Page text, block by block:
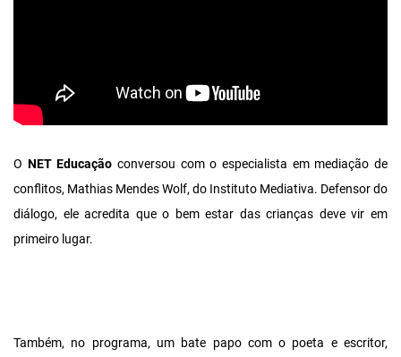
O NET Educação conversou com o especialista em mediação de
conflitos, Mathias Mendes Wolf, do Instituto Mediativa. Defensor do
diálogo, ele acredita que o bem estar das crianças deve vir em
primeiro lugar.
Também, no programa, um bate papo com o poeta e escritor,